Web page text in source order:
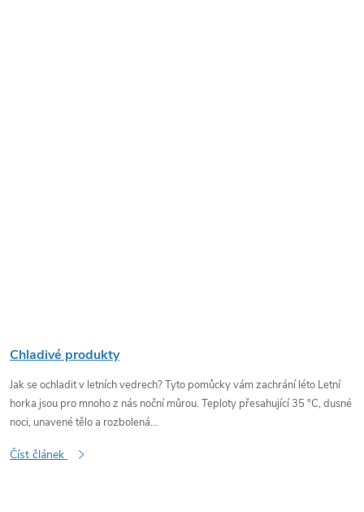
Chladivé produkty
Jak se ochladit v letních vedrech? Tyto pomůcky vám zachrání léto Letní
horka jsou pro mnoho z nás noční můrou. Teploty přesahující 35 °C, dusné
noci, unavené tělo a rozbolená...
Číst článek